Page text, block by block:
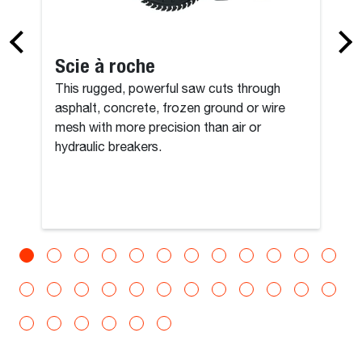
Scie à roche
This rugged, powerful saw cuts through
asphalt, concrete, frozen ground or wire
mesh with more precision than air or
hydraulic breakers.